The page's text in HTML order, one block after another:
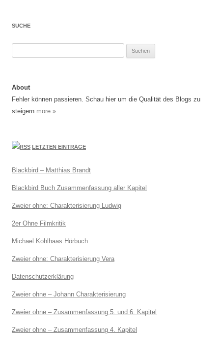
SUCHE
About
Fehler können passieren. Schau hier um die Qualität des Blogs zu
steigern more »
LETZTEN EINTRÄGE
Blackbird – Matthias Brandt
Blackbird Buch Zusammenfassung aller Kapitel
Zweier ohne: Charakterisierung Ludwig
2er Ohne Filmkritik
Michael Kohlhaas Hörbuch
Zweier ohne: Charakterisierung Vera
Datenschutzerklärung
Zweier ohne – Johann Charakterisierung
Zweier ohne – Zusammenfassung 5. und 6. Kapitel
Zweier ohne – Zusammenfassung 4. Kapitel